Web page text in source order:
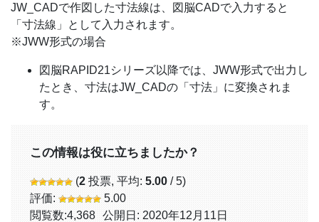
JW_CADで作図した寸法線は、図脳CADで入力すると
「寸法線」として入力されます。
※JWW形式の場合
図脳RAPID21シリーズ以降では、JWW形式で出力し
たとき、寸法はJW_CADの「寸法」に変換されま
す。
この情報は役に立ちましたか？
(2 投票, 平均: 5.00 / 5)
評価:
5.00
閲覧数:4,368 公開日: 2020年12月11日